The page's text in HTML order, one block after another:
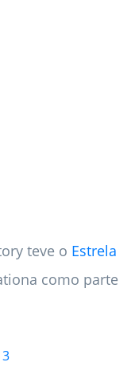
teve o Estrela
como parte